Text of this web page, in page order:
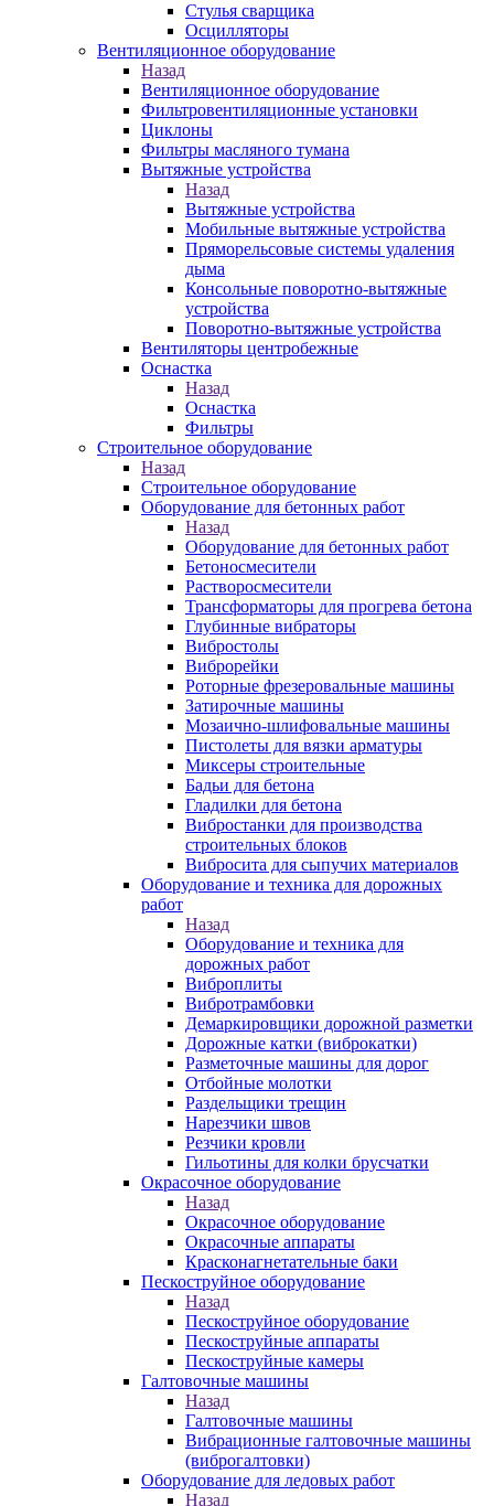
Стулья сварщика
Осцилляторы
Вентиляционное оборудование
Назад
Вентиляционное оборудование
Фильтровентиляционные установки
Циклоны
Фильтры масляного тумана
Вытяжные устройства
Назад
Вытяжные устройства
Мобильные вытяжные устройства
Пряморельсовые системы удаления
дыма
Консольные поворотно-вытяжные
устройства
Поворотно-вытяжные устройства
Вентиляторы центробежные
Оснастка
Назад
Оснастка
Фильтры
Строительное оборудование
Назад
Строительное оборудование
Оборудование для бетонных работ
Назад
Оборудование для бетонных работ
Бетоносмесители
Растворосмесители
Трансформаторы для прогрева бетона
Глубинные вибраторы
Вибростолы
Виброрейки
Роторные фрезеровальные машины
Затирочные машины
Мозаично-шлифовальные машины
Пистолеты для вязки арматуры
Миксеры строительные
Бадьи для бетона
Гладилки для бетона
Вибростанки для производства
строительных блоков
Вибросита для сыпучих материалов
Оборудование и техника для дорожных
работ
Назад
Оборудование и техника для
дорожных работ
Виброплиты
Вибротрамбовки
Демаркировщики дорожной разметки
Дорожные катки (виброкатки)
Разметочные машины для дорог
Отбойные молотки
Раздельщики трещин
Нарезчики швов
Резчики кровли
Гильотины для колки брусчатки
Окрасочное оборудование
Назад
Окрасочное оборудование
Окрасочные аппараты
Красконагнетательные баки
Пескоструйное оборудование
Назад
Пескоструйное оборудование
Пескоструйные аппараты
Пескоструйные камеры
Галтовочные машины
Назад
Галтовочные машины
Вибрационные галтовочные машины
(виброгалтовки)
Оборудование для ледовых работ
Назад